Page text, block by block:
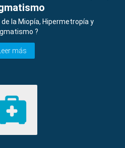
la Miopía, Hipermetropía y
?
Leer más